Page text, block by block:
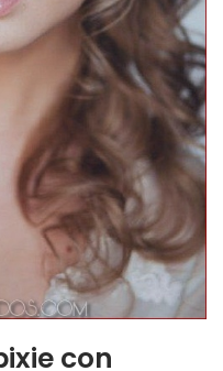
con